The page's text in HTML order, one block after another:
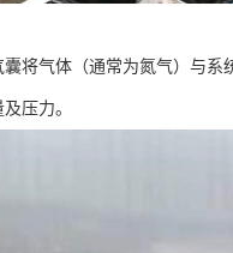
将气体（通常为氮气）与
压力。